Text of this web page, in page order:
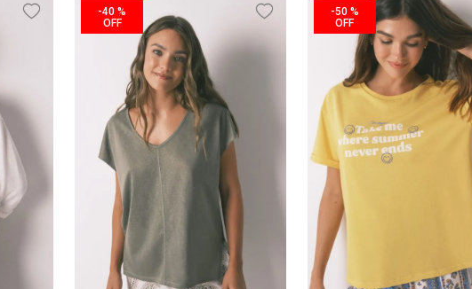
-40 % -50 %